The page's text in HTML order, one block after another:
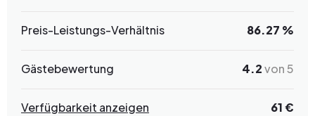
Preis-Leistungs-Verhältnis 86.27 %
Gästebewertung 4.2von 5
Verfügbarkeit anzeigen 61 €